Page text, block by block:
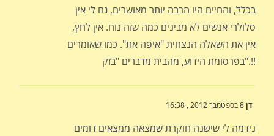
בכלל, והחיים היו הרבה יותר מאושרים, גם לי אין
סלולרי אנשים לא מבינים כמה שזה נוח. אין לחץ,
אין את השאלה הנצחית "איפה את". כמו שאומרים
בפרסומת הידוע, מהבית מדברים "בזק".!!
דן
נידמה לי שישנה חוקרת שמצאה ממצאים דומים